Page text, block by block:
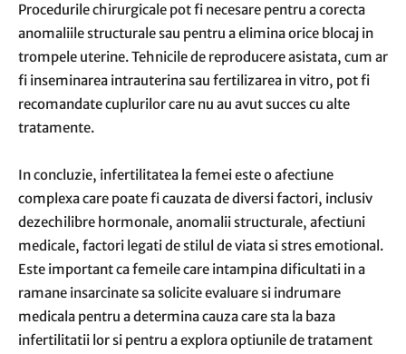
Procedurile chirurgicale pot fi necesare pentru a corecta
anomaliile structurale sau pentru a elimina orice blocaj in
trompele uterine. Tehnicile de reproducere asistata, cum ar
fi inseminarea intrauterina sau fertilizarea in vitro, pot fi
recomandate cuplurilor care nu au avut succes cu alte
tratamente.
In concluzie, infertilitatea la femei este o afectiune
complexa care poate fi cauzata de diversi factori, inclusiv
dezechilibre hormonale, anomalii structurale, afectiuni
medicale, factori legati de stilul de viata si stres emotional.
Este important ca femeile care intampina dificultati in a
ramane insarcinate sa solicite evaluare si indrumare
medicala pentru a determina cauza care sta la baza
infertilitatii lor si pentru a explora optiunile de tratament